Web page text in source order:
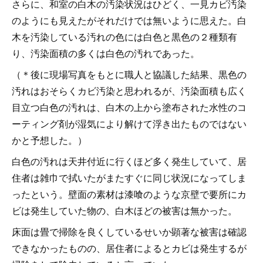
さらに、和室の白木の汚染状況はひどく、一見カビ汚染
のようにも見えたがそれだけでは無いように思えた。白
木を汚染している汚れの色には白色と黒色の２種類有
り、汚染面積の多くは白色の汚れであった。
（＊後に現場写真をもとに職人と協議した結果、黒色の
汚れはおそらくカビ汚染と思われるが、汚染面積も広く
目立つ白色の汚れは、白木の上から塗布された水性のコ
ーティング剤が湿気により解けて浮き出たものではない
かと予想した。）
白色の汚れは天井付近に行くほど多く発生していて、居
住者は雑巾で拭いたがまたすぐに同じ状況になってしま
ったという。壁面の素材は漆喰のような京壁で要所にカ
ビは発生していた物の、白木ほどの被害は無かった。
床面は畳で掃除を良くしているせいか顕著な被害は確認
できなかったものの、居住者によるとカビは発生するが